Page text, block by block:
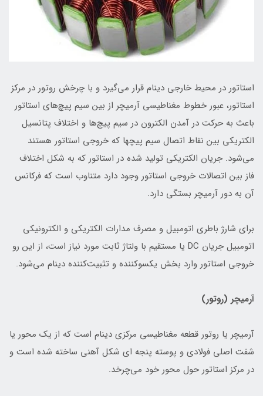
استاتور در محیط خارجی دینام قرار می‌گیرد و با چرخش روتور در مرکز
استاتور، عبور خطوط مغناطیسی آرمیچر از بین سیم پیچ‌های استاتور
باعث به حرکت در آمدن الکترون در سیم پیچ‌ها و اختلاف پتانسیل
الکتریکی بین نقاط اتصال سیم پیچها که خروجی استاتور هستند
می‌شود. جریان الکتریکی تولید شده در استاتور که به شکل اختلاف
فاز بین اتصالات خروجی استاتور وجود دارد متناوب است که فرکانس
آن به دور آرمیچر بستگی دارد.
برای شارژ باطری اتومبیل و مصرف مدارات الکتریکی و الکترونیکی
اتومبیل جریان DC یا مستقیم با ولتاژ ثابت مورد نیاز است، از این رو
خروجی استاتور وارد بخش یکسوکننده و تثبیت‌کننده دینام می‌شود.
آرمیچر (روتور)
آرمیچر یا روتور قطعه مغناطیسی مرکزی دینام است که از یک محور یا
شفت اصلی فولادی و پوسته پنجه ای شکل آهنی ساخته شده است و
در مرکز استاتور حول محور خود می‌چرخد.